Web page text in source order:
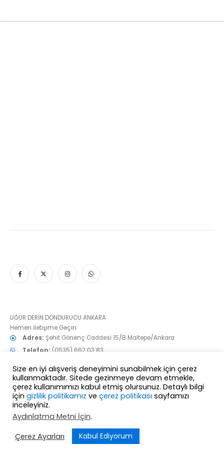
UĞUR DERİN DONDURUCU ANKARA
Hemen iletişime Geçin
Adres: Şehit Gönenç Caddesi 15/B Maltepe/Ankara
Telefon: (0535) 662 03 83
Çalışma Günleri/Saatleri:7/24
Aradığınız bütün UĞUR modelleri burada!
Size en iyi alışveriş deneyimini sunabilmek için çerez
kullanmaktadır. Sitede gezinmeye devam etmekle,
çerez kullanımımızı kabul etmiş olursunuz. Detaylı bilgi
için gizlilik politikamız ve çerez politikası sayfamızı
inceleyiniz.
Aydınlatma Metni İçin.
Çerez Ayarları
Kabul Ediyorum